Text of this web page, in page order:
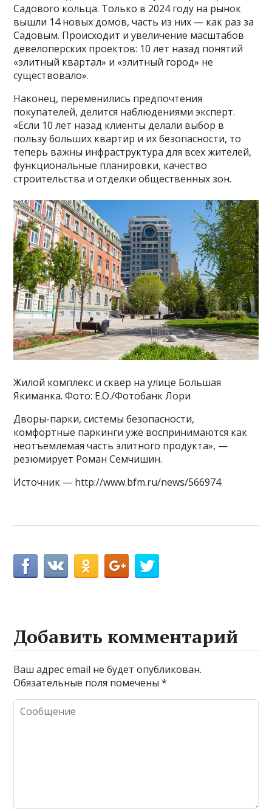
Садового кольца. Только в 2024 году на рынок
вышли 14 новых домов, часть из них — как раз за
Садовым. Происходит и увеличение масштабов
девелоперских проектов: 10 лет назад понятий
«элитный квартал» и «элитный город» не
существовало».
Наконец, переменились предпочтения
покупателей, делится наблюдениями эксперт.
«Если 10 лет назад клиенты делали выбор в
пользу больших квартир и их безопасности, то
теперь важны инфраструктура для всех жителей,
функциональные планировки, качество
строительства и отделки общественных зон.
Жилой комплекс и сквер на улице Большая
Якиманка. Фото: Е.О./Фотобанк Лори
Дворы-парки, системы безопасности,
комфортные паркинги уже воспринимаются как
неотъемлемая часть элитного продукта», —
резюмирует Роман Семчишин.
Источник — http://www.bfm.ru/news/566974
Добавить комментарий
Ваш адрес email не будет опубликован.
Обязательные поля помечены*